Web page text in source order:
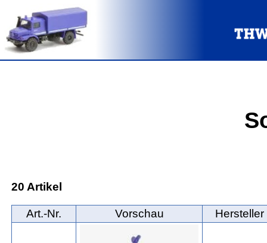
20 Artikel
Art.‑Nr. Vorschau Hersteller